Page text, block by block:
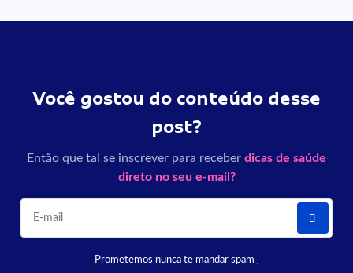
Você gostou do conteúdo desse
post?
Então que tal se inscrever para receber dicas de saúde
direto no seu e-mail?
Prometemos nunca te mandar spam